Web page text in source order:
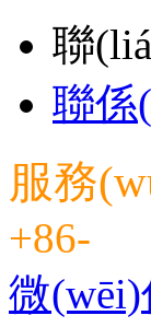
聯
聯係
服務
+86-
微(wēi)